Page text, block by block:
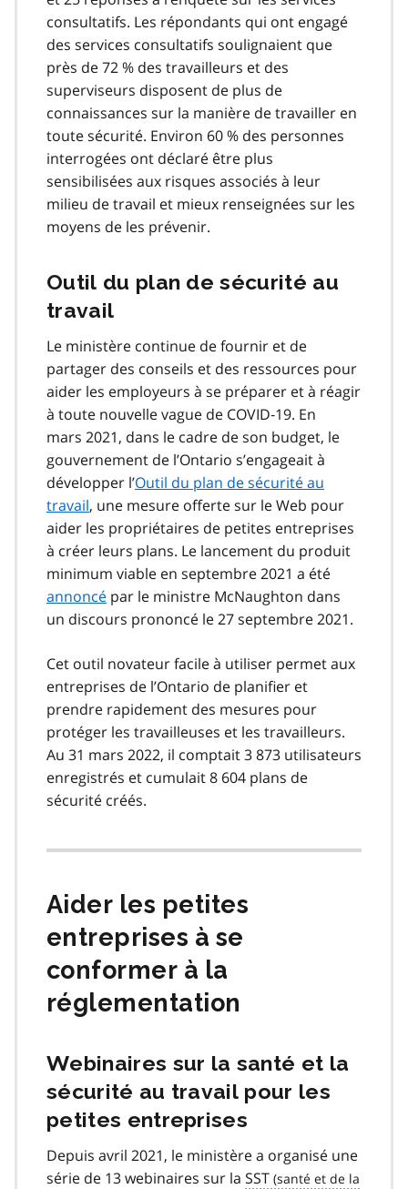
consultatifs. Les répondants qui ont engagé
des services consultatifs soulignaient que
près de 72 % des travailleurs et des
superviseurs disposent de plus de
connaissances sur la manière de travailler en
toute sécurité. Environ 60 % des personnes
interrogées ont déclaré être plus
sensibilisées aux risques associés à leur
milieu de travail et mieux renseignées sur les
moyens de les prévenir.
Outil du plan de sécurité au
travail
Le ministère continue de fournir et de
partager des conseils et des ressources pour
aider les employeurs à se préparer et à réagir
à toute nouvelle vague de COVID‑19. En
mars 2021, dans le cadre de son budget, le
gouvernement de l’Ontario s’engageait à
développer l’Outil du plan de sécurité au
travail, une mesure offerte sur le Web pour
aider les propriétaires de petites entreprises
à créer leurs plans. Le lancement du produit
minimum viable en septembre 2021 a été
annoncé par le ministre McNaughton dans
un discours prononcé le 27 septembre 2021.
Cet outil novateur facile à utiliser permet aux
entreprises de l’Ontario de planifier et
prendre rapidement des mesures pour
protéger les travailleuses et les travailleurs.
Au 31 mars 2022, il comptait 3 873 utilisateurs
enregistrés et cumulait 8 604 plans de
sécurité créés.
Aider les petites
entreprises à se
conformer à la
réglementation
Webinaires sur la santé et la
sécurité au travail pour les
petites entreprises
Depuis avril 2021, le ministère a organisé une
série de 13 webinaires sur la SST